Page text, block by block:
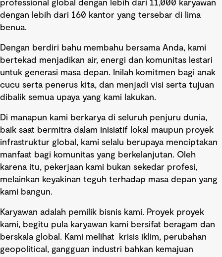
professional global dengan lebih dari 11,000 karyawan
dengan lebih dari 160 kantor yang tersebar di lima
benua.
Dengan berdiri bahu membahu bersama Anda, kami
bertekad menjadikan air, energi dan komunitas lestari
untuk generasi masa depan. Inilah komitmen bagi anak
cucu serta penerus kita, dan menjadi visi serta tujuan
dibalik semua upaya yang kami lakukan.
Di manapun kami berkarya di seluruh penjuru dunia,
baik saat bermitra dalam inisiatif lokal maupun proyek
infrastruktur global, kami selalu berupaya menciptakan
manfaat bagi komunitas yang berkelanjutan. Oleh
karena itu, pekerjaan kami bukan sekedar profesi,
melainkan keyakinan teguh terhadap masa depan yang
kami bangun.
Karyawan adalah pemilik bisnis kami. Proyek proyek
kami, begitu pula karyawan kami bersifat beragam dan
berskala global. Kami melihat krisis iklim, perubahan
geopolitical, gangguan industri bahkan kemajuan